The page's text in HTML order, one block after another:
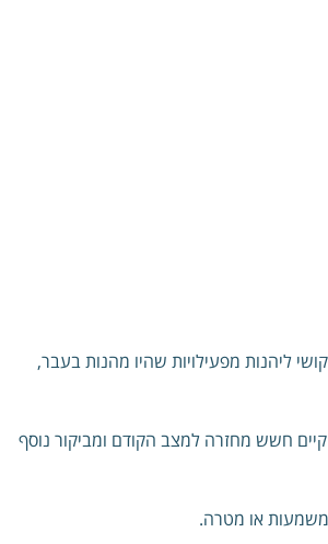
ליהנות מפעילויות שהיו מהנות בעבר,
חשש מחזרה למצב הקודם ומביקור נוסף
או מטרה.